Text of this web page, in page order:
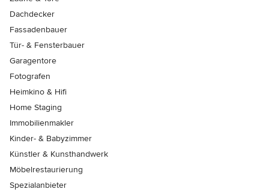
Dachdecker
Fassadenbauer
Tür- & Fensterbauer
Garagentore
Fotografen
Heimkino & Hifi
Home Staging
Immobilienmakler
Kinder- & Babyzimmer
Künstler & Kunsthandwerk
Möbelrestaurierung
Spezialanbieter